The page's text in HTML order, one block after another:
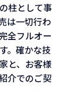
柱として事
は一切行わ
全フルオー
。確かな技
と、お客様
介でのご契